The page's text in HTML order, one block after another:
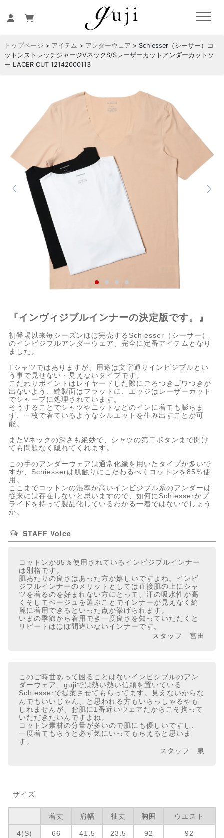
トップページ > アイテム > アンダーウェア > Schiesser（シーサー）コ
ットンストレッチジャージVネックS/Sレーザーカットアンダーカットソ
ー LACER CUT 12142000113
『インヴィジブルインナーの決定版です。』
初登場以来毎シーズンほぼ完売するSchiesser（シーサー）
のインビジブルアンダーウェア、完全に定番アイテムとなり
ました。
Tシャツではありますが、用途は文字通りインビジブルとい
う事で見せない・見えないタイプです。
こだわりポイントはレイヤードした際にごろつきゴワつきが
出ないよう、縫製面はフラットに、エッジはレーザーカット
でシャープに処理されています。
そうすることでシャツやニットなどのインに着ても膨らま
ず、一枚で着ているようなシルエットを生み出すことが可
能。
またVネックの深さも絶妙で、シャツの第二ボタンまで開け
ても問題なく隠れてくれます。
この手のアンダーウェアは通常化繊を用いたタイプが多いで
すが、Schiesserは肌触りにこだわるべくコットンを85％使
用。
ここまでコットンの混率が高いインビジブル系のアンダーは
従来には存在しないと思いますので、如何にSchiesserがプ
ライドを持って製品化しているわかる一着ではないでしょう
か。
STAFF Voice
コットンが85％使用されているインビジブルインナー
は別格です。
肌あたりの良さはあった方が嬉しいですよね。インビ
ジブルインナーのメリットとしては直接肌の上にシャ
ツを着るのを好まれない方にとって、汗の吸水性が高
くそしてベージュを選ぶことでインナーが見えなく綺
麗に着用できるといった点が挙げられます。
いまの季節から着用でき一度良さを知っていただくと
リピートはほぼ間違いないインナーです。
スタッフ 宮田
このご時世あって困ることはないインビシブルのアン
ダーウェア、gujiでは熱い熱い信頼を置いている
Schiesserで提案させてもらってます。見えないからな
んでもいいじゃん、と思われる方もいらっしゃるやも
しれませんが、お肌に1番近いウェアだからこそ拘って
いただきたいんですよね。
コットン素材の分量が多いので肌にも優しいですし、
一度着てもらうと必ず気にいってもらえると思いま
す。
スタッフ 泉
サイズ
着丈 肩幅 袖丈 胸囲 ウエスト
4(S) 66 41.5 23.5 92 92